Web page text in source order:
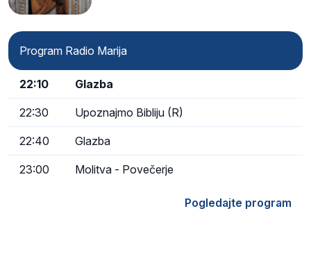
Program Radio Marija
22:10 Glazba
22:30 Upoznajmo Bibliju (R)
22:40 Glazba
23:00 Molitva - Povečerje
Pogledajte program